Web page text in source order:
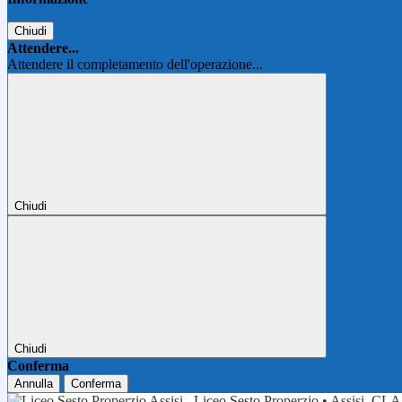
Chiudi
Attendere...
Attendere il completamento dell'operazione...
Chiudi
Chiudi
Conferma
Annulla Conferma